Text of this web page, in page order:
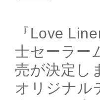
『Love
士セーラー
売が決定し
オリジナル